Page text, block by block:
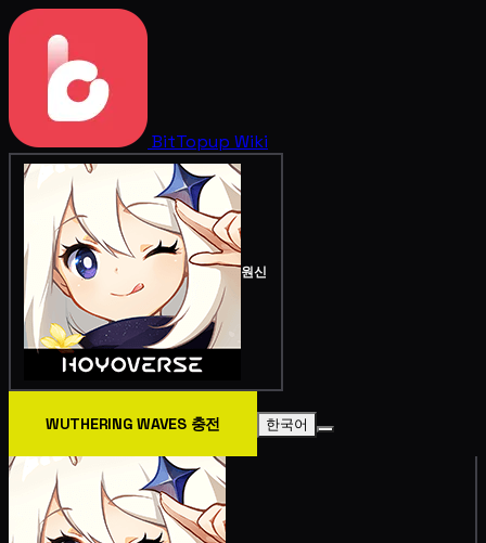
BitTopup Wiki
원신
WUTHERING WAVES 충전 한국어